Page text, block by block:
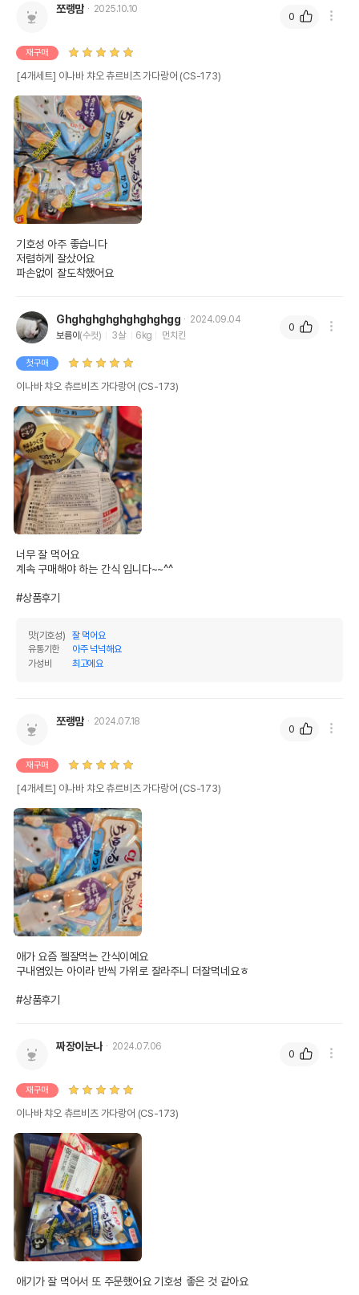
상품 필수 정보
품명 및 모델명
법에 의한 인증,허가 등을
경우 그에 대한 사항
AS책임자와 전화번호
전화번호
유통기한
유통기한이 최소 2026.12.05이거나 그
쪼랭맘 2025.10.10
재구매
[4개세트] 이나바 챠오 츄르비츠 가다랑어 (CS-173)
기호성 아주 좋습니다
저렴하게 잘샀어요
파손없이 잘도착했어요
0
Ghghghghghghghghgg
2024.09.04
보름이(수컷) 3살 6kg 먼치킨
첫구매
이나바 챠오 츄르비츠 가다랑어 (CS-173)
너무 잘 먹어요
계속 구매해야 하는 간식 입니다~~^^
#상품후기
맛(기호성)
잘 먹어요
유통기한
아주 넉넉해요
가성비
최고에요
0
쪼랭맘 2024.07.18
재구매
[4개세트] 이나바 챠오 츄르비츠 가다랑어 (CS-173)
애가 요즘 젤잘먹는 간식이예요
구내염있는 아이라 반씩 가위로 잘라주니 더잘먹네요ㅎ
#상품후기
0
짜장이눈나 2024.07.06
재구매
이나바 챠오 츄르비츠 가다랑어 (CS-173)
애기가 잘 먹어서 또 주문했어요 기호성 좋은 것 같아요
0